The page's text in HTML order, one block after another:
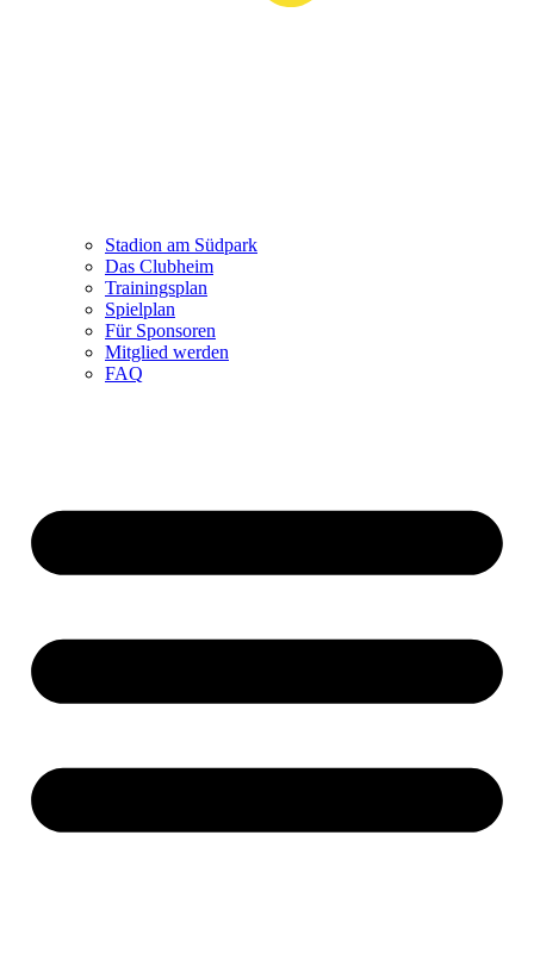
Stadion am Südpark
Das Clubheim
Trainingsplan
Spielplan
Für Sponsoren
Mitglied werden
FAQ